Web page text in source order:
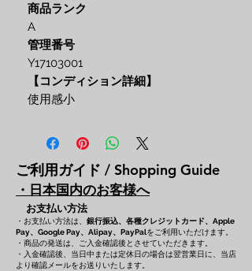
商品ランク
A
管理番号
Y17103001
【コンディション詳細】
使用感小
ご利用ガイド / Shopping Guide
・日本国内のお客様へ
お支払い方法
・お支払い方法は、 銀行振込、各種クレジットカード、 Apple
Pay、Google Pay、Alipay、PayPalをご利用いただけます。
・商品の発送は、ご入金確認後とさせていただきます。
・入金確認後、当日中または定休日の場合は翌営業日に、当店
より確認メールをお送りいたします。